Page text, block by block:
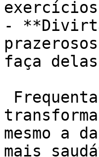
-
faça
mesmo a
mais